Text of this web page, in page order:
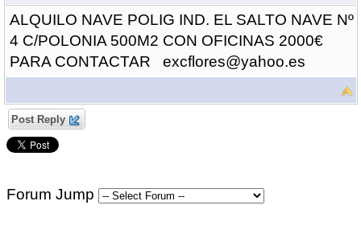
ALQUILO NAVE POLIG IND. EL SALTO NAVE Nº
4 C/POLONIA 500M2 CON OFICINAS 2000€
PARA CONTACTAR excflores@yahoo.es
Post Reply
Forum Jump